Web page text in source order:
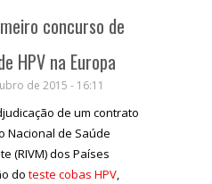
concurso de
HPV na Europa
de 2015 - 16:11
de um contrato
Nacional de Saúde
(RIVM) dos Países
do teste cobas HPV,